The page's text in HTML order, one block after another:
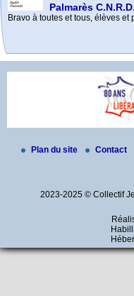
Bravo à toutes et tous, élèves et
e
Toutes les informations à venir
Mai 2026 -
Rendez-vous devant la maison
Septembre 2025 -
La commémoration du 81e
Plan du site Contact
2023-2025 © Collectif